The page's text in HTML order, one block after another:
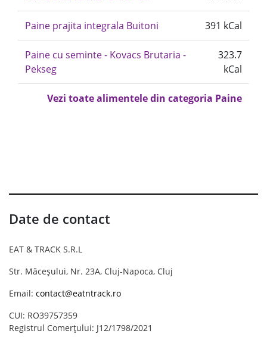
Paine prajita integrala Buitoni 391 kCal
Paine cu seminte - Kovacs Brutaria -
Pekseg
323.7
kCal
Vezi toate alimentele din categoria Paine
Date de contact
EAT & TRACK S.R.L
Str. Măceșului, Nr. 23A, Cluj-Napoca, Cluj
Email: contact@eatntrack.ro
CUI: RO39757359
Registrul Comerțului: J12/1798/2021